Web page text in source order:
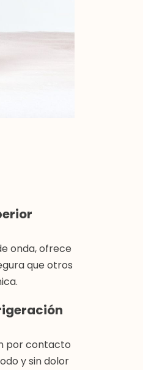
onda, ofrece
que otros
por contacto
y sin dolor